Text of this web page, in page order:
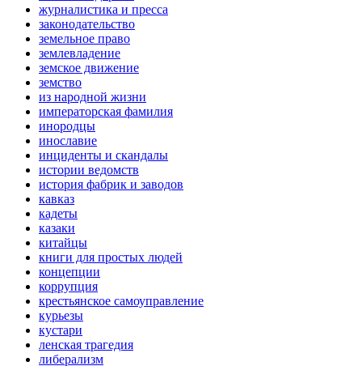
журналистика и пресса
законодательство
земельное право
землевладение
земское движение
земство
из народной жизни
императорская фамилия
инородцы
инославие
инциденты и скандалы
истории ведомств
история фабрик и заводов
кавказ
кадеты
казаки
китайцы
книги для простых людей
концепции
коррупция
крестьянское самоуправление
курьезы
кустари
ленская трагедия
либерализм